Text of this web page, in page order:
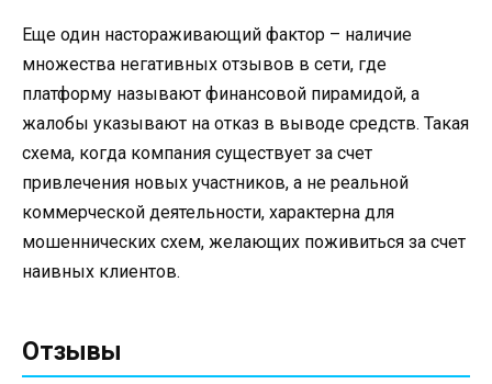
Еще один настораживающий фактор – наличие
множества негативных отзывов в сети, где
платформу называют финансовой пирамидой, а
жалобы указывают на отказ в выводе средств. Такая
схема, когда компания существует за счет
привлечения новых участников, а не реальной
коммерческой деятельности, характерна для
мошеннических схем, желающих поживиться за счет
наивных клиентов.
Отзывы